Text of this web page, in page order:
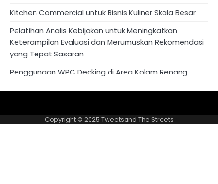
Kitchen Commercial untuk Bisnis Kuliner Skala Besar
Pelatihan Analis Kebijakan untuk Meningkatkan
Keterampilan Evaluasi dan Merumuskan Rekomendasi
yang Tepat Sasaran
Penggunaan WPC Decking di Area Kolam Renang
US
Policy
Copyright © 2025 Tweetsand The Streets